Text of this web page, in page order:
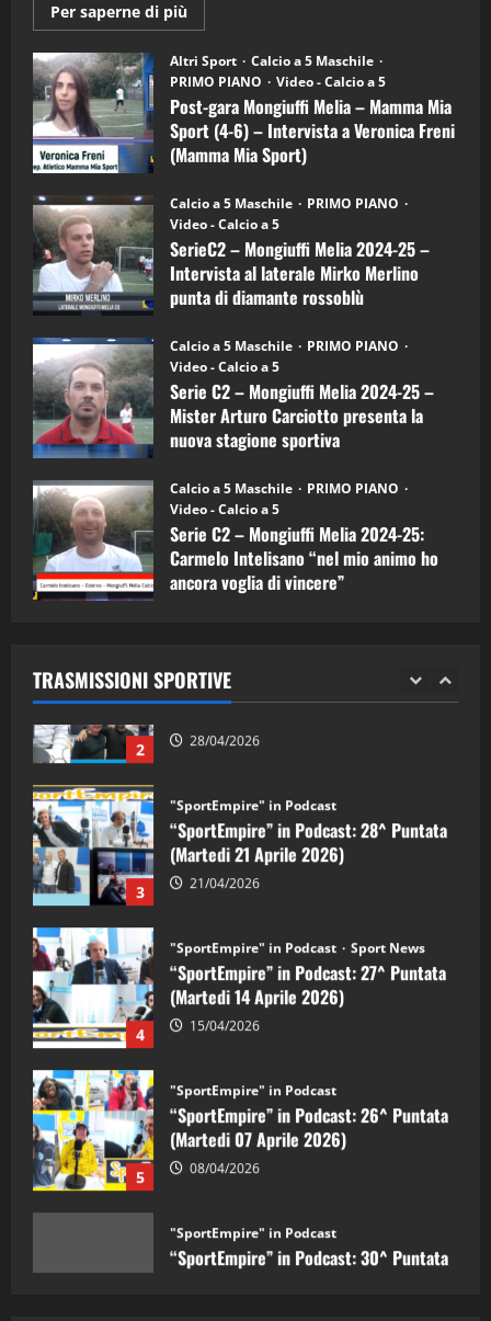
Per saperne di più
informazioni
Post-
gara
Mongiuffi
Melia
–
Mamma
Mia
Sport
6)
–
Intervista
a
mister
Arturo
Carciotto
(Mongiuffi
Altri Sport
Calcio a 5 Maschile
PRIMO PIANO
Video - Calcio a 5
Post-gara Mongiuffi Melia – Mamma Mia
Sport (4-6) – Intervista a Veronica Freni
(Mamma Mia Sport)
Calcio a 5 Maschile
PRIMO PIANO
Video - Calcio a 5
SerieC2 – Mongiuffi Melia 2024-25 –
Intervista al laterale Mirko Merlino
punta di diamante rossoblù
Calcio a 5 Maschile
PRIMO PIANO
Video - Calcio a 5
Serie C2 – Mongiuffi Melia 2024-25 –
Mister Arturo Carciotto presenta la
nuova stagione sportiva
Calcio a 5 Maschile
PRIMO PIANO
Video - Calcio a 5
Serie C2 – Mongiuffi Melia 2024-25:
Carmelo Intelisano “nel mio animo ho
ancora voglia di vincere”
TRASMISSIONI SPORTIVE
3
"SportEmpire" in Podcast
“SportEmpire” in Podcast: 28^ Puntata
(Martedi 21 Aprile 2026)
21/04/2026
4
“SportEmpire” in Podcast: 27^ Puntata
(Martedi 14 Aprile 2026)
15/04/2026
5
“SportEmpire” in Podcast: 26^ Puntata
(Martedi 07 Aprile 2026)
08/04/2026
1
“SportEmpire” in Podcast: 30^ Puntata
(Martedi 05 Maggio 2026)
08/05/2026
2 28/04/2026
3
"SportEmpire" in Podcast
21/04/2026
4
"SportEmpire" in Podcast
15/04/2026
5
"SportEmpire" in Podcast
08/04/2026
"SportEmpire" in Podcast
08/05/2026